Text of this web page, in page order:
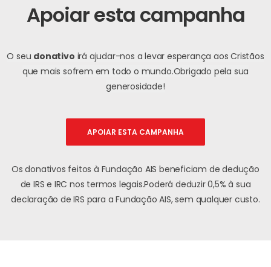
Apoiar esta campanha
O seu donativo irá ajudar-nos a levar esperança aos Cristãos
que mais sofrem em todo o mundo.Obrigado pela sua
generosidade!
APOIAR ESTA CAMPANHA
Os donativos feitos à Fundação AIS beneficiam de dedução
de IRS e IRC nos termos legais.Poderá deduzir 0,5% à sua
declaração de IRS para a Fundação AIS, sem qualquer custo.